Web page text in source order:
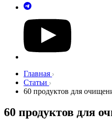
Главная
Статьи
60 продуктов для
60 продуктов для